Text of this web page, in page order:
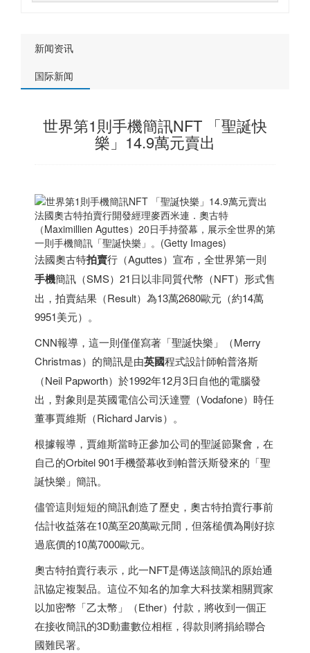
新闻资讯
国际新闻
世界第1則手機簡訊NFT 「聖誕快
樂」14.9萬元賣出
法國奧古特拍賣行開發經理麥西米連．奧古特
（Maximillien Aguttes）20日手持螢幕，展示全世界的第
一則手機簡訊「聖誕快樂」。(Getty Images)
法國奧古特拍賣行（Aguttes）宣布，全世界第一則
手機簡訊（SMS）21日以非同質代幣（NFT）形式售
出，拍賣結果（Result）為13萬2680歐元（約14萬
9951美元）。
CNN報導，這一則僅僅寫著「聖誕快樂」（Merry
Christmas）的簡訊是由英國程式設計師帕普洛斯
（Neil Papworth）於1992年12月3日自他的電腦發
出，對象則是英國電信公司沃達豐（Vodafone）時任
董事賈維斯（Richard Jarvis）。
根據報導，賈維斯當時正參加公司的聖誕節聚會，在
自己的Orbitel 901手機螢幕收到帕普沃斯發來的「聖
誕快樂」簡訊。
儘管這則短短的簡訊創造了歷史，奧古特拍賣行事前
估計收益落在10萬至20萬歐元間，但落槌價為剛好掠
過底價的10萬7000歐元。
奧古特拍賣行表示，此一NFT是傳送該簡訊的原始通
訊協定複製品。這位不知名的加拿大科技業相關買家
以加密幣「乙太幣」（Ether）付款，將收到一個正
在接收簡訊的3D動畫數位相框，得款則將捐給聯合
國難民署。